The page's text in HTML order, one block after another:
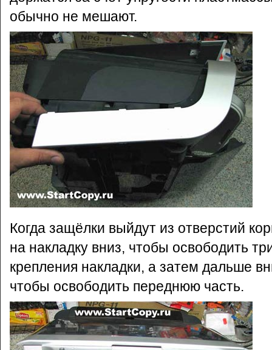
обычно не мешают.
Когда защёлки выйдут из отверстий
на накладку вниз, чтобы освободить
крепления накладки, а затем дальше
чтобы освободить переднюю часть.